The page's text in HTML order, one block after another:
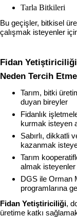
Tarla Bitkileri
Bu geçişler, bitkisel
çalışmak isteyenler
Fidan
Neden Tercih
Tarım, bitki
duyan bireyler
Fidanlık
kurmak isteyen
Sabırlı, dikkatli
kazanmak
Tarım
almak isteyenler
DGS ile Orman
programlarına
Fidan Yetiştiriciliği,
üretime katkı